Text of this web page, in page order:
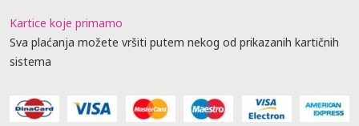
Kartice koje primamo
Sva plaćanja možete vršiti putem nekog od prikazanih kartičnih
sistema